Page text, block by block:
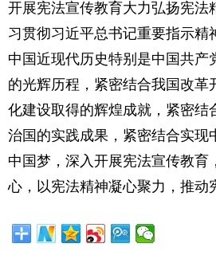
开展宪法宣传教育大力弘扬宪法
习贯彻习近平总书记重要指示精
中国近现代历史特别是中国共产
的光辉历程，紧密结合我国改革
化建设取得的辉煌成就，紧密结
治国的实践成果，紧密结合实现
中国梦，深入开展宪法宣传教育
心，以宪法精神凝心聚力，推动